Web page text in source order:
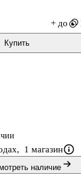
ситуации.
цикла
соседствует с
и параллельными
+ до
Купить
1 магазин
наличие